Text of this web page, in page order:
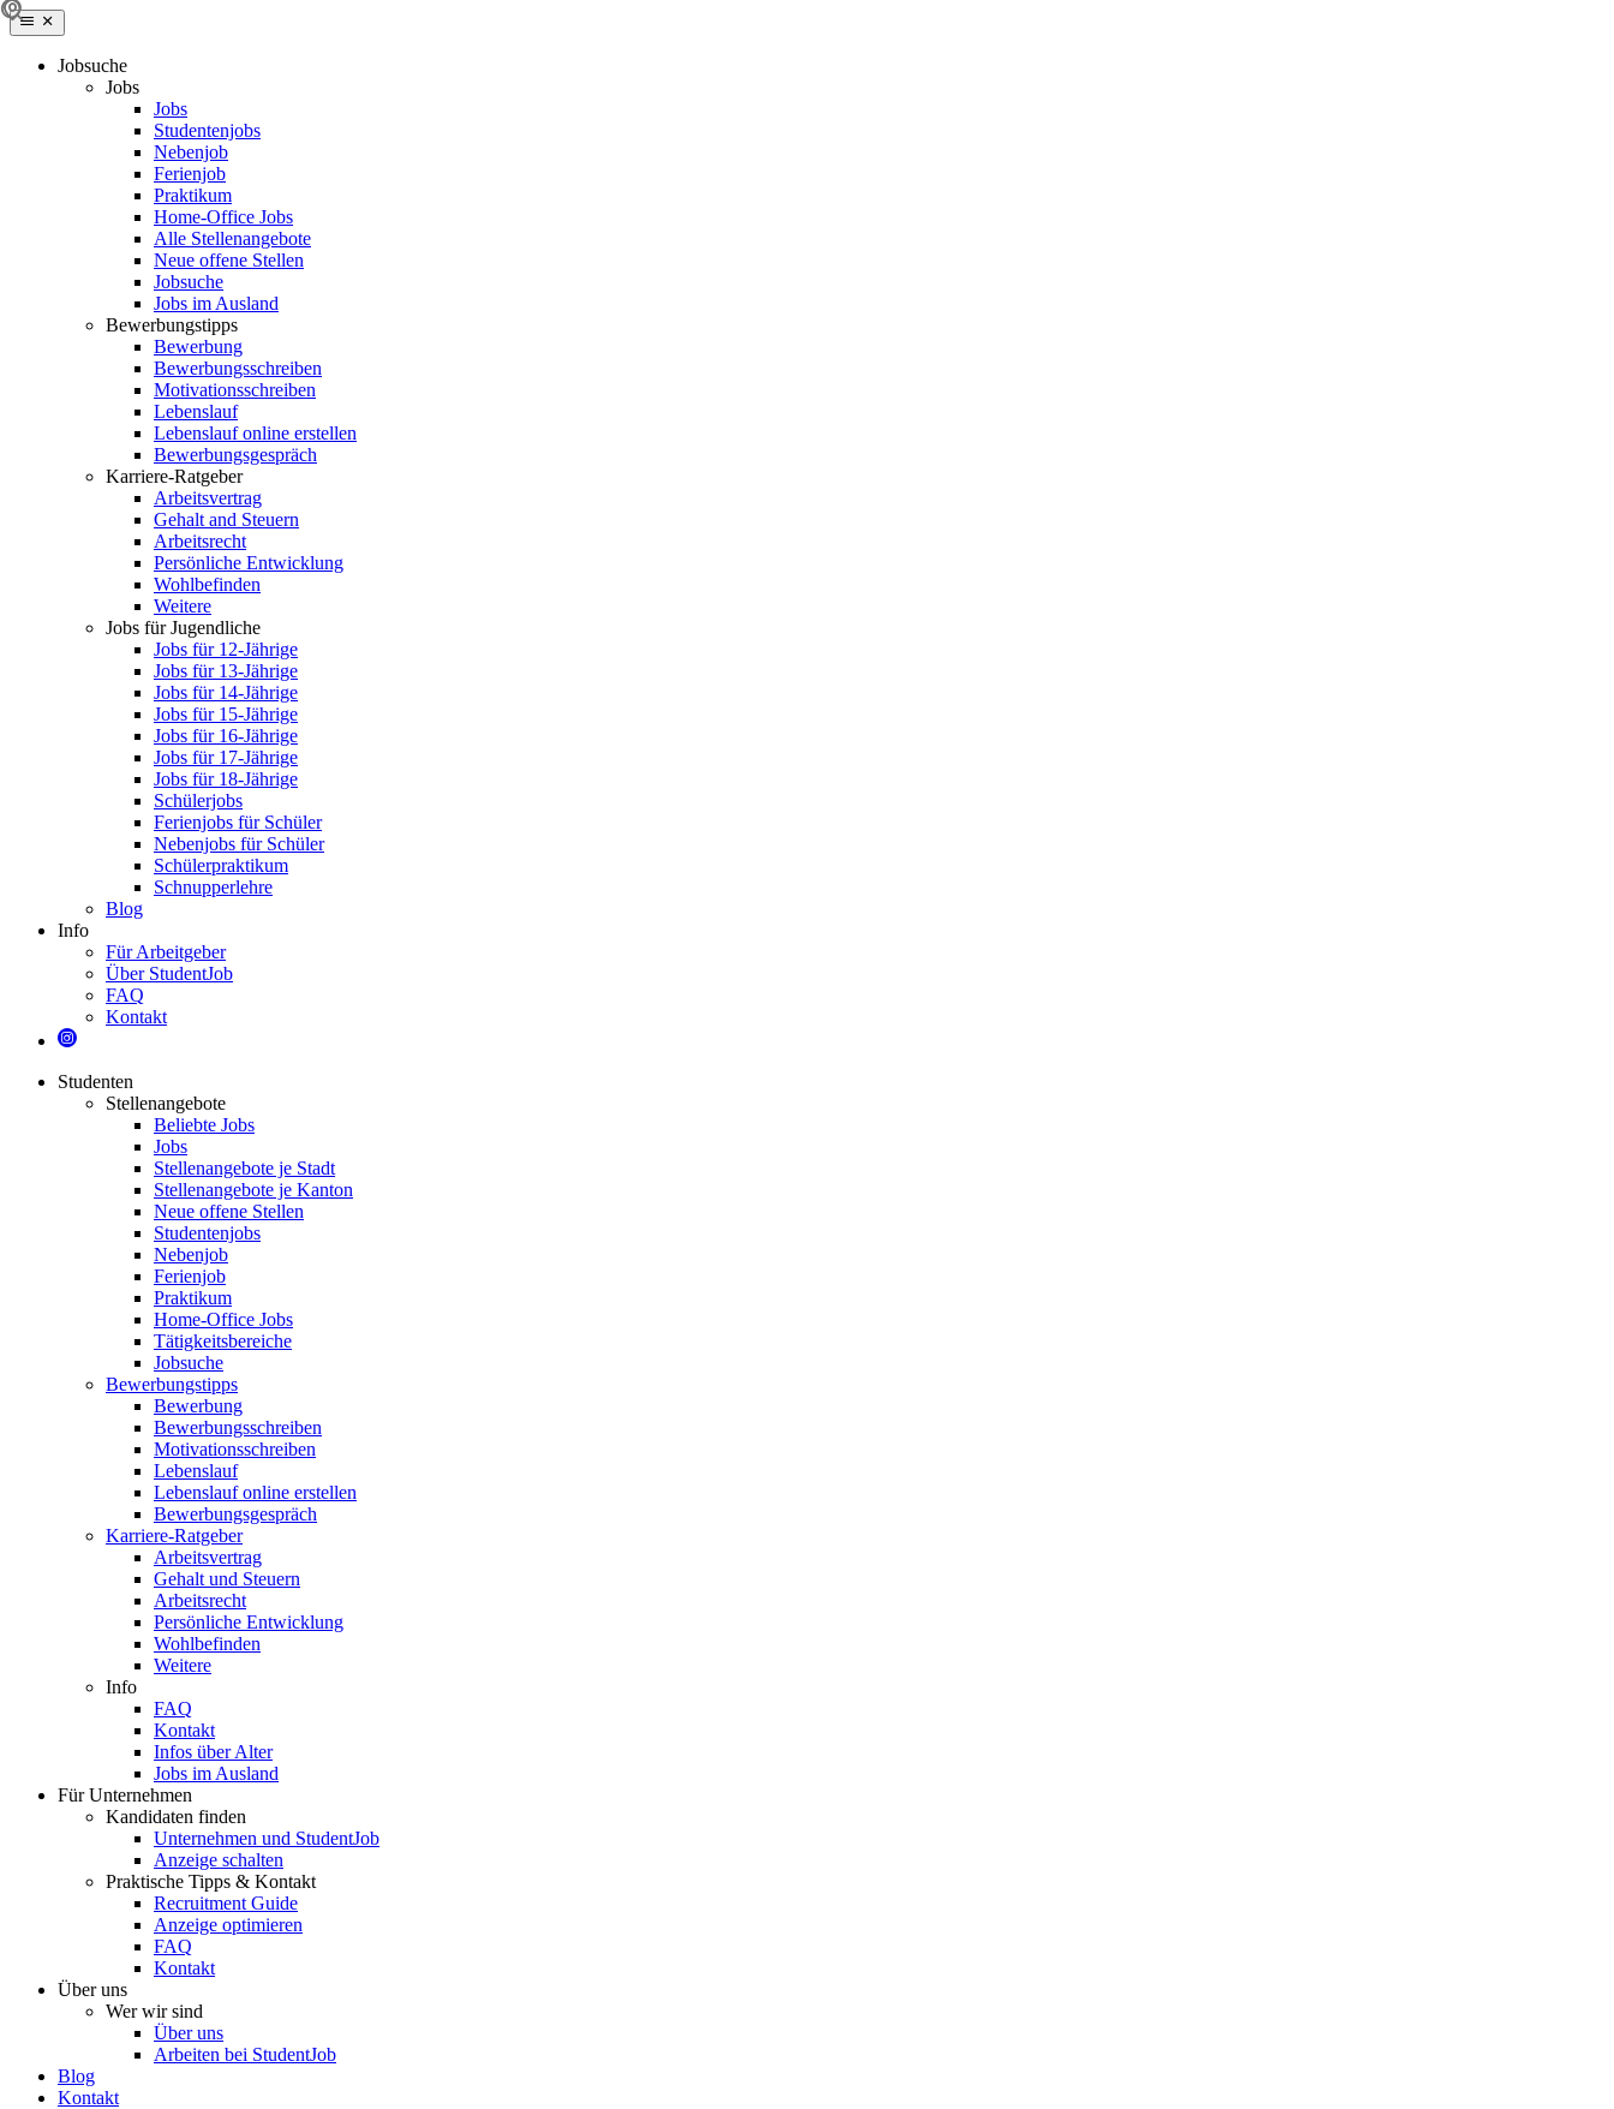
Jobsuche
Jobs
Jobs
Studentenjobs
Nebenjob
Ferienjob
Praktikum
Home-Office Jobs
Alle Stellenangebote
Neue offene Stellen
Jobsuche
Jobs im Ausland
Bewerbungstipps
Bewerbung
Bewerbungsschreiben
Motivationsschreiben
Lebenslauf
Lebenslauf online erstellen
Bewerbungsgespräch
Karriere-Ratgeber
Arbeitsvertrag
Gehalt and Steuern
Arbeitsrecht
Persönliche Entwicklung
Wohlbefinden
Weitere
Jobs für Jugendliche
Jobs für 12-Jährige
Jobs für 13-Jährige
Jobs für 14-Jährige
Jobs für 15-Jährige
Jobs für 16-Jährige
Jobs für 17-Jährige
Jobs für 18-Jährige
Schülerjobs
Ferienjobs für Schüler
Nebenjobs für Schüler
Schülerpraktikum
Schnupperlehre
Blog
Info
Für Arbeitgeber
Über StudentJob
FAQ
Kontakt
Studenten
Stellenangebote
Beliebte Jobs
Jobs
Stellenangebote je Stadt
Stellenangebote je Kanton
Neue offene Stellen
Studentenjobs
Nebenjob
Ferienjob
Praktikum
Home-Office Jobs
Tätigkeitsbereiche
Jobsuche
Bewerbungstipps
Bewerbung
Bewerbungsschreiben
Motivationsschreiben
Lebenslauf
Lebenslauf online erstellen
Bewerbungsgespräch
Karriere-Ratgeber
Arbeitsvertrag
Gehalt und Steuern
Arbeitsrecht
Persönliche Entwicklung
Wohlbefinden
Weitere
Info
FAQ
Kontakt
Infos über Alter
Jobs im Ausland
Für Unternehmen
Kandidaten finden
Unternehmen und StudentJob
Anzeige schalten
Praktische Tipps & Kontakt
Recruitment Guide
Anzeige optimieren
FAQ
Kontakt
Über uns
Wer wir sind
Über uns
Arbeiten bei StudentJob
Blog
Kontakt